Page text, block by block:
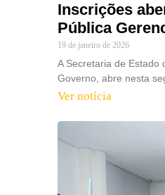
Inscrições
Pública
19 de janeiro de 2026
A Secretaria de Estado
Governo, abre nesta
Ver notícia